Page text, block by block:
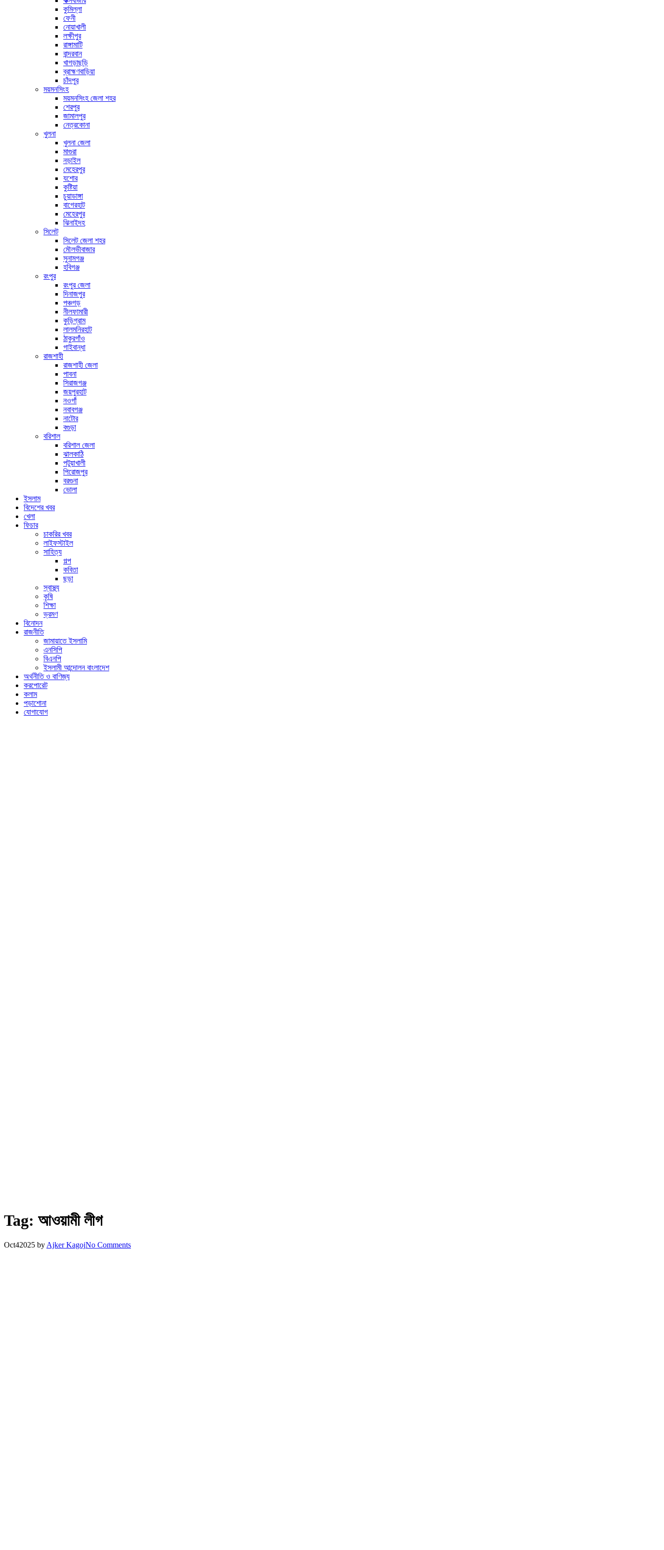
কুমিল্লা
ফেনী
নোয়াখালী
লক্ষীপুর
রাঙ্গামাটি
বান্দরবান
খাগড়াছড়ি
ব্রাহ্মণবাড়িয়া
চাঁদপুর
ময়মনসিংহ
ময়মনসিংহ জেলা শহর
শেরপুর
জামালপুর
নেত্রকোনা
খুলনা
খুলনা জেলা
মাগুরা
নড়াইল
মেহেরপুর
যশোর
কুষ্টিয়া
চুয়াডাঙ্গা
বাগেরহাট
মেহেরপুর
ঝিনাইদহ
সিলেট
সিলেট জেলা শহর
মৌলভীবাজার
সুনামগঞ্জ
হবিগঞ্জ
রংপুর
রংপুর জেলা
দিনাজপুর
পঞ্চগড়
নীলফামারী
কুড়িগ্রাম
লালমনিরহাট
ঠাকুরগাঁও
গাইবান্ধা
রাজশাহী
রাজশাহী জেলা
পাবনা
সিরাজগঞ্জ
জয়পুরহাট
নওগাঁ
নবাবগঞ্জ
নাটোর
বগুড়া
বরিশাল
বরিশাল জেলা
ঝালকাঠি
পটুয়াখালী
পিরোজপুর
বরগুনা
ভোলা
ইসলাম
বিদেশের খবর
খেলা
ফিচার
চাকরির খবর
লাইফস্টাইল
সাহিত্য
গল্প
কবিতা
ছড়া
স্বাস্থ্য
কৃষি
শিক্ষা
ভ্রমণ
বিনোদন
রাজনীতি
জামায়াতে ইসলামি
এনসিপি
বিএনপি
ইসলামী আন্দোলন বাংলাদেশ
অর্থনীতি ও বাণিজ্য
করপোরেট
কলাম
পড়াশোনা
যোগাযোগ
Tag: আওয়ামী লীগ
Oct42025 by Ajker KagojNo Comments